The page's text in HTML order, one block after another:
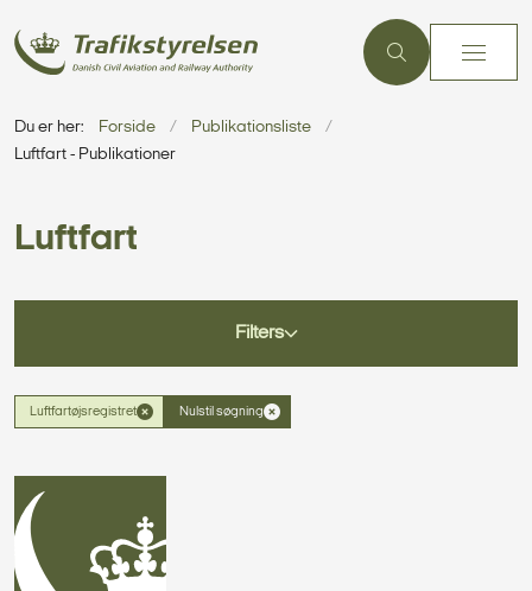
Du er her: Forside
Publikationsliste
Luftfart - Publikationer
Luftfart
Filters
Luftfartøjsregistret Nulstil søgning